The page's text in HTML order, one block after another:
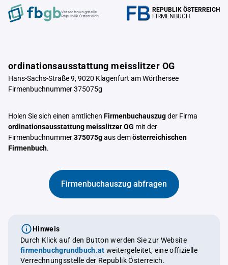
Verrechnungstelle
Republik Österreich
REPUBLIK ÖSTERREICH
FIRMENBUCH
ordinationsausstattung meisslitzer OG
Hans-Sachs-Straße 9, 9020 Klagenfurt am Wörthersee
Firmenbuchnummer 375075g
Holen Sie sich einen amtlichen Firmenbuchauszugder Firma
ordinationsausstattung meisslitzer OG mit der
Firmenbuchnummer375075gaus demösterreichischen
Firmenbuch.
Firmenbuchauszug abfragen
Hinweis
Durch Klick auf den Button werden Sie zur Website
firmenbuchgrundbuch.at weitergeleitet, eine offizielle
Verrechnungsstelle der Republik Österreich.